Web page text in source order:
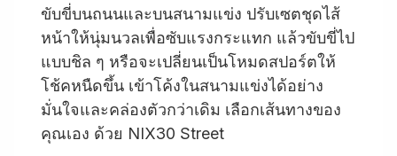
ขับขี่บนถนนและบนสนามแข่ง ปรับเซตชุดไส้
หน้าให้นุ่มนวลเพื่อซับแรงกระแทก แล้วขับขี่ไป
แบบชิล ๆ หรือจะเปลี่ยนเป็นโหมดสปอร์ตให้
โช้คหนืดขึ้น เข้าโค้งในสนามแข่งได้อย่าง
มั่นใจและคล่องตัวกว่าเดิม เลือกเส้นทางของ
คุณเอง ด้วย NIX30 Street